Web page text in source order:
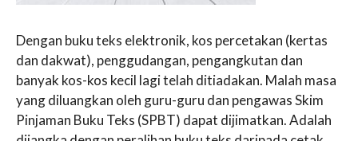
Dengan buku teks elektronik, kos percetakan (kertas
dan dakwat), penggudangan, pengangkutan dan
banyak kos-kos kecil lagi telah ditiadakan. Malah masa
yang diluangkan oleh guru-guru dan pengawas Skim
Pinjaman Buku Teks (SPBT) dapat dijimatkan. Adalah